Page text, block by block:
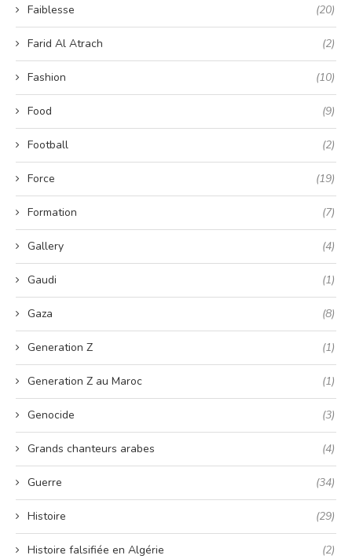
Faiblesse (20)
Farid Al Atrach (2)
Fashion (10)
Food (9)
Football (2)
Force (19)
Formation (7)
Gallery (4)
Gaudi (1)
Gaza (8)
Generation Z (1)
Generation Z au Maroc (1)
Genocide (3)
Grands chanteurs arabes (4)
Guerre (34)
Histoire (29)
Histoire falsifiée en Algérie (2)